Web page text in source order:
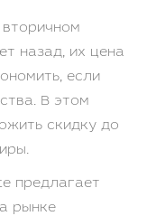
назад, их цена
если
В этом
скидку до
предлагает
рынке